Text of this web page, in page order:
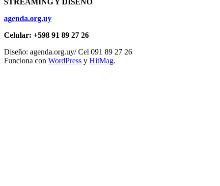
agenda.org.uy
Celular: +598 91 89 27 26
Diseño: agenda.org.uy/ Cel 091 89 27 26
Funciona con WordPress y HitMag.